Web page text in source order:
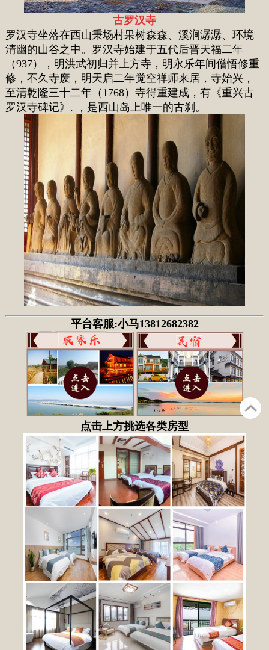
古罗汉寺
罗汉寺坐落在西山秉场村果树森森、溪涧潺潺、环境
清幽的山谷之中。罗汉寺始建于五代后晋天福二年
（937），明洪武初归并上方寺，明永乐年间僧悟修重
修，不久寺废，明天启二年觉空禅师来居，寺始兴，
至清乾隆三十二年（1768）寺得重建成，有《重兴古
罗汉寺碑记》. ，是西山岛上唯一的古刹。
平台客服:小马13812682382
点击上方挑选各类房型